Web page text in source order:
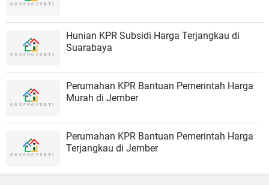
Hunian KPR Subsidi Harga Terjangkau di
Suarabaya
Perumahan KPR Bantuan Pemerintah Harga
Murah di Jember
Perumahan KPR Bantuan Pemerintah Harga
Terjangkau di Jember